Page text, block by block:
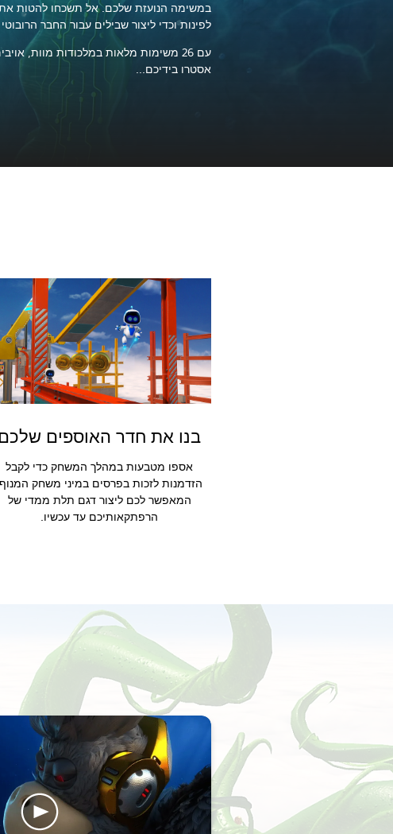
במשימה הנועזת שלכם. אל תשכחו להטות את
לפינות וכדי ליצור שבילים עבור החבר
עם 26 משימות מלאות במלכודות מוות,
אסטרו בידיכם...
בנו את חדר האוספים
אספו מטבעות במהלך המשחק כדי לקבל
הזדמנות לזכות בפרסים במיני משחק
המאפשר לכם ליצור דגם תלת ממדי של
הרפתקאותיכם עד עכשיו.